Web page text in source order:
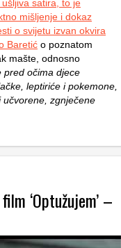
satira, to je
mišljenje i dokaz
o svijetu izvan okvira
Baretić o poznatom
mašte, odnosno
pred očima djece
leptiriće i pokemone,
zgnječene
‘Optužujem’ –